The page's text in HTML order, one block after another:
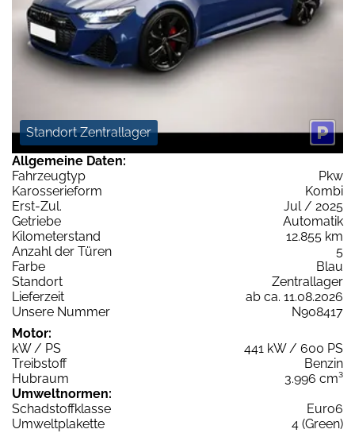
Standort Zentrallager
Allgemeine Daten:
Fahrzeugtyp
Pkw
Karosserieform
Kombi
Erst-Zul.
Jul / 2025
Getriebe
Automatik
Kilometerstand
12.855 km
Anzahl der Türen
5
Farbe
Blau
Standort
Zentrallager
Lieferzeit
ab ca. 11.08.2026
Unsere Nummer
N908417
Motor:
kW / PS
441 kW / 600 PS
Treibstoff
Benzin
Hubraum
3.996 cm³
Umweltnormen:
Schadstoffklasse
Euro6
Umweltplakette
4 (Green)